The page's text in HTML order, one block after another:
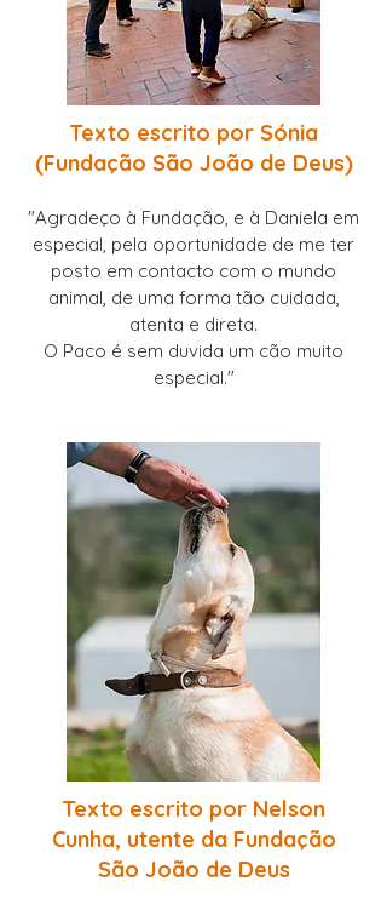
Texto escrito por Sónia
(Fundação São João de Deus)
"Agradeço à Fundação, e à Daniela em
especial, pela oportunidade de me ter
posto em contacto com o mundo
animal, de uma forma tão cuidada,
atenta e direta.
O Paco é sem duvida um cão muito
especial."
Texto escrito por Nelson
Cunha, utente da Fundação
São João de Deus